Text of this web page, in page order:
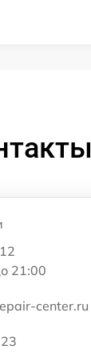
21:00
center.ru